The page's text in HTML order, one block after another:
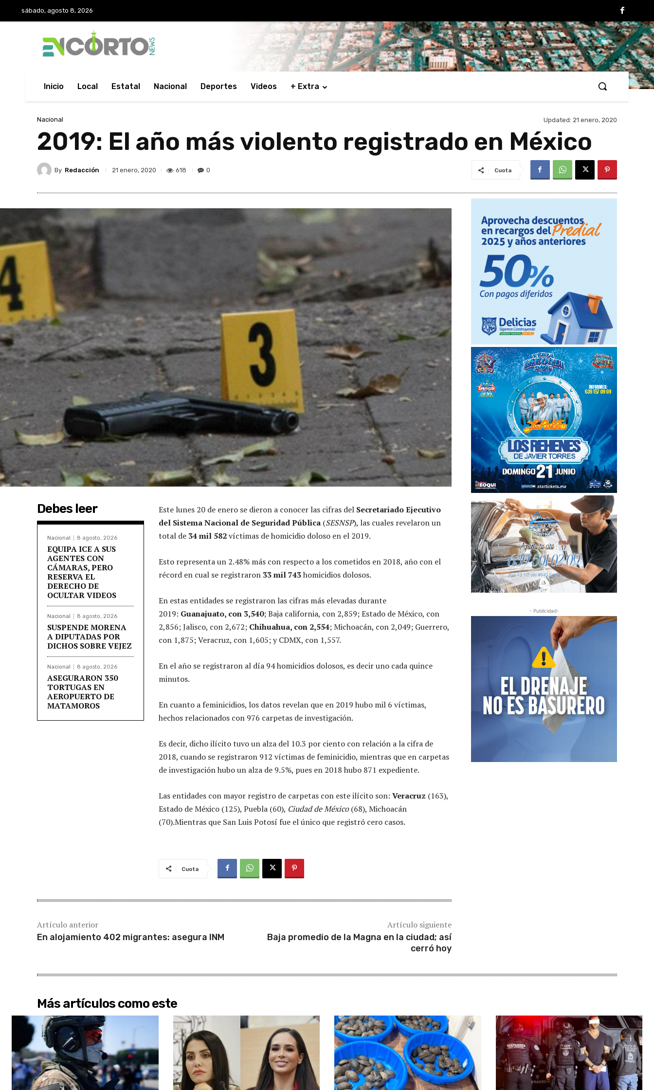
sábado, agosto 8, 2026
Inicio Local Estatal Nacional Deportes Videos + Extra
Nacional Updated: 21 enero, 2020
2019: El año más violento registrado en México
By Redacción 21 enero, 2020 618 0 Cuota
Debes leer
Nacional 8 agosto, 2026
EQUIPA ICE A SUS
AGENTES CON
CÁMARAS, PERO
RESERVA EL
DERECHO DE
OCULTAR VIDEOS
Nacional 8 agosto, 2026
SUSPENDE MORENA
A DIPUTADAS POR
DICHOS SOBRE VEJEZ
Nacional 8 agosto, 2026
ASEGURARON 350
TORTUGAS EN
AEROPUERTO DE
MATAMOROS
Este lunes 20 de enero se dieron a conocer las cifras del Secretariado Ejecutivo
del Sistema Nacional de Seguridad Pública (SESNSP), las cuales revelaron un
total de 34 mil 582víctimas de homicidio doloso en el 2019.
Esto representa un 2.48% más con respecto a los cometidos en 2018, año con el
récord en cual se registraron 33 mil 743homicidios dolosos.
En estas entidades se registraron las cifras más elevadas durante
2019: Guanajuato, con 3,540; Baja california, con 2,859; Estado de México, con
2,856; Jalisco, con 2,672; Chihuahua, con 2,554; Michoacán, con 2,049; Guerrero,
con 1,875; Veracruz, con 1,605; y CDMX, con 1,557.
En el año se registraron al día 94 homicidios dolosos, es decir uno cada quince
minutos.
En cuanto a feminicidios, los datos revelan que en 2019 hubo mil 6 víctimas,
hechos relacionados con 976 carpetas de investigación.
Es decir, dicho ilícito tuvo un alza del 10.3 por ciento con relación a la cifra de
2018, cuando se registraron 912 víctimas de feminicidio, mientras que en carpetas
de investigación hubo un alza de 9.5%, pues en 2018 hubo 871 expediente.
Las entidades con mayor registro de carpetas con este ilícito son: Veracruz (163),
Estado de México (125), Puebla (60), Ciudad de México(68), Michoacán
(70).Mientras que San Luis Potosí fue el único que registró cero casos.
Cuota
Artículo anterior
En alojamiento 402 migrantes: asegura INM
Artículo siguiente
Baja promedio de la Magna en la ciudad; así
cerró hoy
- Publicidad-
Más artículos como este